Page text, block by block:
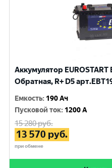
Аккумулятор EUROSTART
Обратная, R+ D5
Емкость: 190 Ач
Пусковой ток: 1200 A
15 280руб.
13 570 руб.
при обмене